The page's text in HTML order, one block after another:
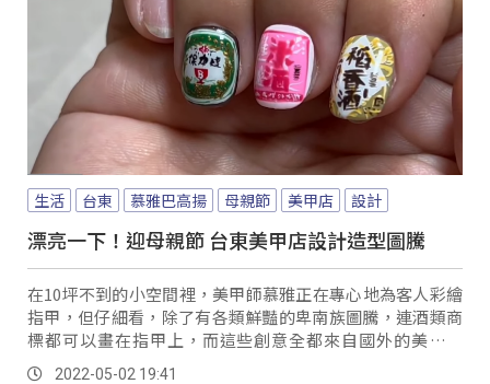
生活 台東 慕雅巴高揚 母親節 美甲店 設計
漂亮一下！迎母親節 台東美甲店設計造型圖騰
在10坪不到的小空間裡，美甲師慕雅正在專心地為客人彩繪
指甲，但仔細看，除了有各類鮮豔的卑南族圖騰，連酒類商
標都可以畫在指甲上，而這些創意全都來自國外的美甲造
型。2022-05-02 19:41